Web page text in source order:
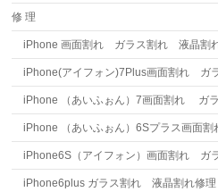
修 理
iPhone 画面割れ ガラス割れ 液晶割
iPhone(アイフォン)7Plus画面割れ ガ
iPhone （あいふぉん）7画面割れ ガ
iPhone （あいふぉん）6Sプラス画面
iPhone6S（アイフォン）画面割れ ガ
iPhone6plus ガラス割れ 液晶割れ修理